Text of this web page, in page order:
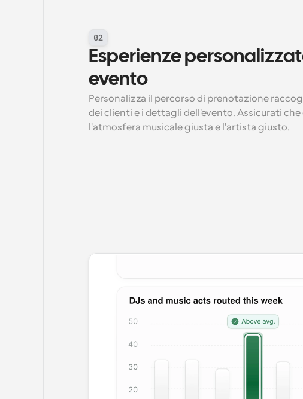
02
Esperienze
evento
Personalizza il percorso di prenotazione
dei clienti e i dettagli dell'evento. Assicurati
l'atmosfera musicale giusta e l'artista giusto.